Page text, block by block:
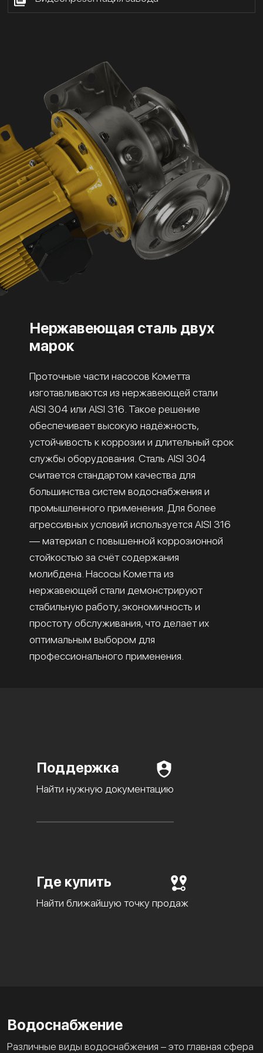
Нержавеющая сталь двух
марок
Проточные части насосов Кометта
изготавливаются из нержавеющей стали
AISI 304 или AISI 316. Такое решение
обеспечивает высокую надёжность,
устойчивость к коррозии и длительный срок
службы оборудования. Сталь AISI 304
считается стандартом качества для
большинства систем водоснабжения и
промышленного применения. Для более
агрессивных условий используется AISI 316
— материал с повышенной коррозионной
стойкостью за счёт содержания
молибдена. Насосы Кометта из
нержавеющей стали демонстрируют
стабильную работу, экономичность и
простоту обслуживания, что делает их
оптимальным выбором для
профессионального применения.
Поддержка
Найти нужную документацию
Где купить
Найти ближайшую точку продаж
Водоснабжение
Различные виды водоснабжения – это главная сфера